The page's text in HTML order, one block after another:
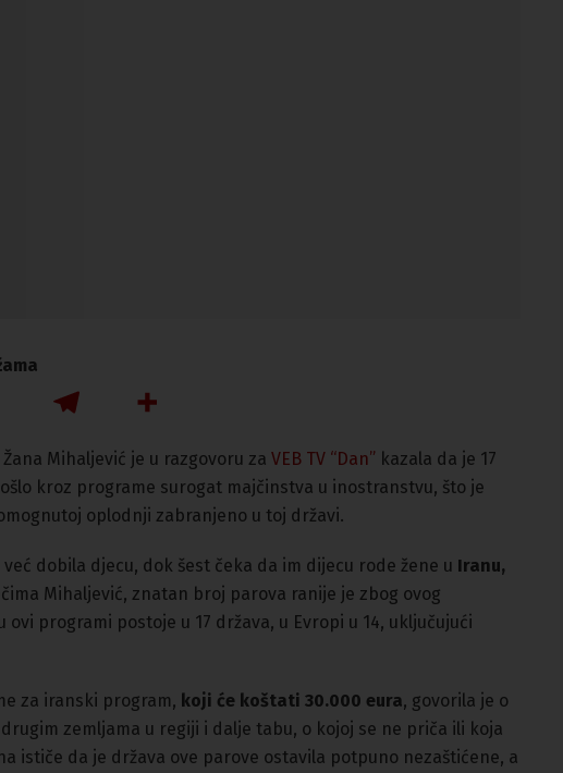
Mihaljević je u razgovoru za VEB TV “Dan” kazala da je 17
kroz programe surogat majčinstva u inostranstvu, što je
oplodnji zabranjeno u toj državi.
dobila djecu, dok šest čeka da im dijecu rode žene u Iranu,
Mihaljević, znatan broj parova ranije je zbog ovog
programi postoje u 17 država, u Evropi u 14, uključujući
za iranski program, koji će koštati 30.000 eura, govorila je o
zemljama u regiji i dalje tabu, o kojoj se ne priča ili koja
ističe da je država ove parove ostavila potpuno nezaštićene, a